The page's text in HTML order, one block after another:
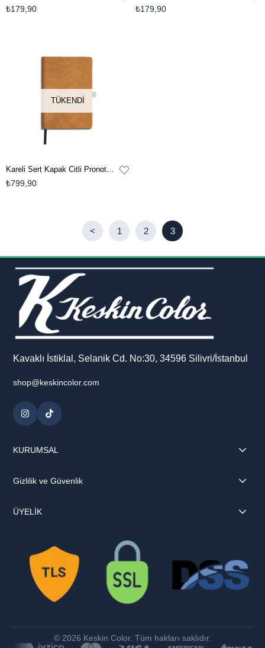
₺179,90 ₺179,90
TÜKENDI
Kareli Sert Kapak Citli Pronote Defter 17 x 24 CM - Turuncu
₺799,90
< 1 2 3
Kavaklı İstiklal, Selanik Cd. No:30, 34596 Silivri/İstanbul
shop@keskincolor.com
KURUMSAL
Gizlilik ve Güvenlik
ÜYELİK
© 2026 Keskin Color. Tüm hakları saklıdır.